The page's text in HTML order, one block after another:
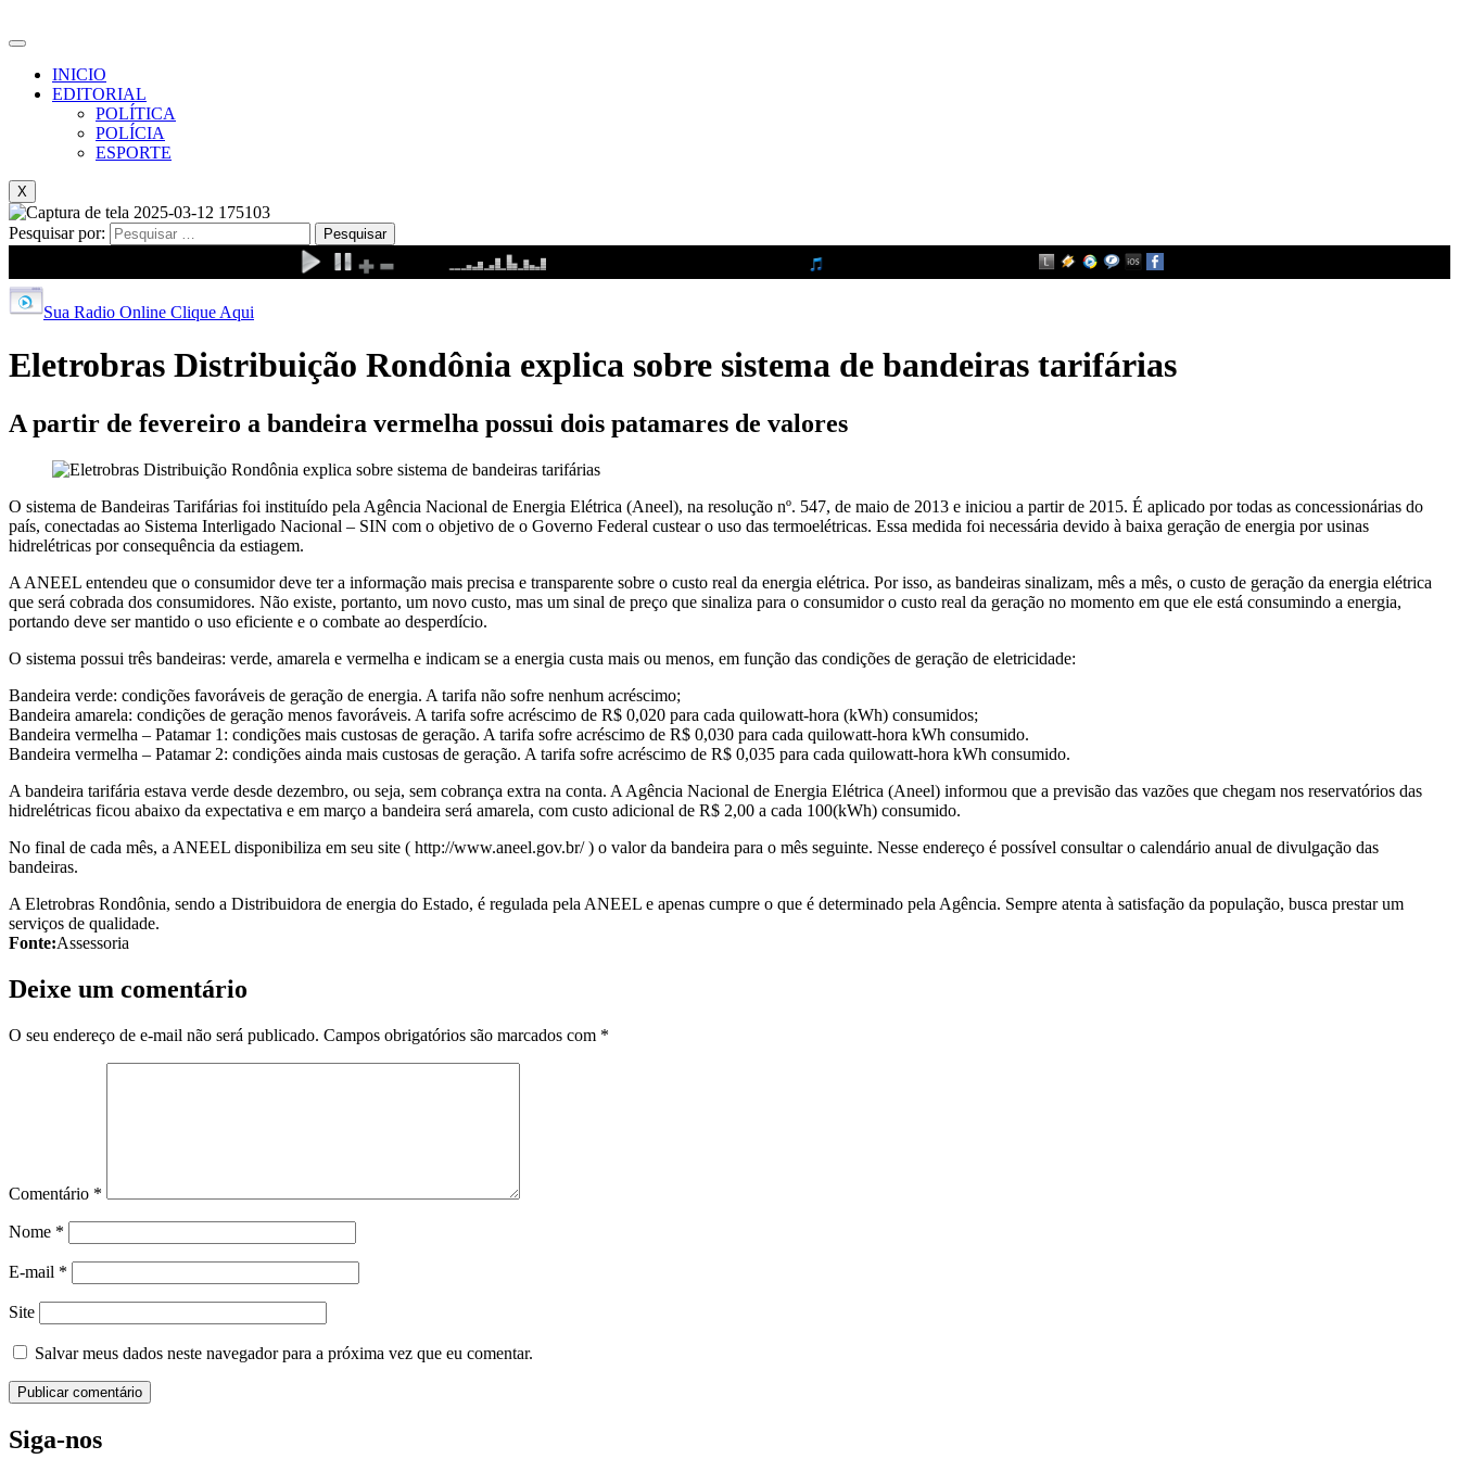
INICIO
EDITORIAL
POLÍTICA
POLÍCIA
ESPORTE
X
Pesquisar por:
Sua Radio Online Clique Aqui
Eletrobras Distribuição Rondônia explica sobre sistema de bandeiras tarifárias
A partir de fevereiro a bandeira vermelha possui dois patamares de valores
O sistema de Bandeiras Tarifárias foi instituído pela Agência Nacional de Energia Elétrica (Aneel), na resolução nº. 547, de maio de 2013 e iniciou a partir de 2015. É aplicado por todas as concessionárias do
país, conectadas ao Sistema Interligado Nacional – SIN com o objetivo de o Governo Federal custear o uso das termoelétricas. Essa medida foi necessária devido à baixa geração de energia por usinas
hidrelétricas por consequência da estiagem.
A ANEEL entendeu que o consumidor deve ter a informação mais precisa e transparente sobre o custo real da energia elétrica. Por isso, as bandeiras sinalizam, mês a mês, o custo de geração da energia elétrica
que será cobrada dos consumidores. Não existe, portanto, um novo custo, mas um sinal de preço que sinaliza para o consumidor o custo real da geração no momento em que ele está consumindo a energia,
portando deve ser mantido o uso eficiente e o combate ao desperdício.
O sistema possui três bandeiras: verde, amarela e vermelha e indicam se a energia custa mais ou menos, em função das condições de geração de eletricidade:
Bandeira verde: condições favoráveis de geração de energia. A tarifa não sofre nenhum acréscimo;
Bandeira amarela: condições de geração menos favoráveis. A tarifa sofre acréscimo de R$ 0,020 para cada quilowatt-hora (kWh) consumidos;
Bandeira vermelha – Patamar 1: condições mais custosas de geração. A tarifa sofre acréscimo de R$ 0,030 para cada quilowatt-hora kWh consumido.
Bandeira vermelha – Patamar 2: condições ainda mais custosas de geração. A tarifa sofre acréscimo de R$ 0,035 para cada quilowatt-hora kWh consumido.
A bandeira tarifária estava verde desde dezembro, ou seja, sem cobrança extra na conta. A Agência Nacional de Energia Elétrica (Aneel) informou que a previsão das vazões que chegam nos reservatórios das
hidrelétricas ficou abaixo da expectativa e em março a bandeira será amarela, com custo adicional de R$ 2,00 a cada 100(kWh) consumido.
No final de cada mês, a ANEEL disponibiliza em seu site ( http://www.aneel.gov.br/ ) o valor da bandeira para o mês seguinte. Nesse endereço é possível consultar o calendário anual de divulgação das
bandeiras.
A Eletrobras Rondônia, sendo a Distribuidora de energia do Estado, é regulada pela ANEEL e apenas cumpre o que é determinado pela Agência. Sempre atenta à satisfação da população, busca prestar um
serviços de qualidade.
Fonte:Assessoria
Deixe um comentário
O seu endereço de e-mail não será publicado. Campos obrigatórios são marcados com *
Comentário *
Nome *
E-mail *
Site
Salvar meus dados neste navegador para a próxima vez que eu comentar.
Siga-nos